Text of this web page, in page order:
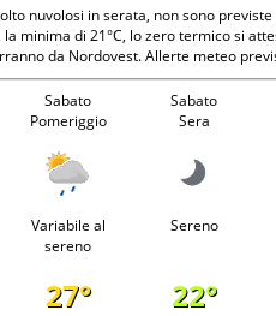
nuvolosi in serata, non sono
minima di 21°C, lo zero termico si
da Nordovest. Allerte meteo
Sabato
Pomeriggio
Sabato
Sera
Variabile al
sereno
Sereno
27° 22°